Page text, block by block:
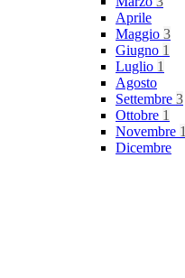
Aprile
Maggio 3
Giugno 1
Luglio 1
Agosto
Settembre 3
Ottobre 1
Novembre 1
Dicembre